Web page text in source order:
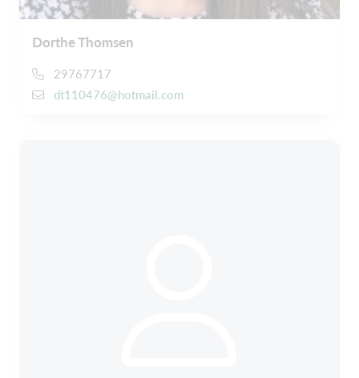
Dorthe Thomsen
29767717
dt110476@hotmail.com